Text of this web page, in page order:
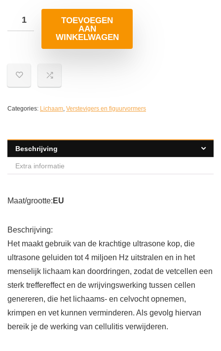
TOEVOEGEN
AAN
WINKELWAGEN
Categories: Lichaam, Verstevigers en figuurvormers
Beschrijving
Extra informatie
Maat/grootte: EU
Beschrijving:
Het maakt gebruik van de krachtige ultrasone kop, die
ultrasone geluiden tot 4 miljoen Hz uitstralen en in het
menselijk lichaam kan doordringen, zodat de vetcellen een
sterk treffereffect en de wrijvingswerking tussen cellen
genereren, die het lichaams- en celvocht opnemen,
krimpen en vet kunnen verminderen. Als gevolg hiervan
bereik je de werking van cellulitis verwijderen.